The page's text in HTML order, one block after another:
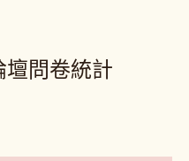
壇問卷統計